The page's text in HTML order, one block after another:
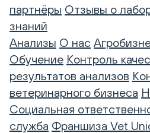
партнёры Отзывы о
знаний
Анализы О нас
Обучение Контроль
результатов анализов
ветеринарного бизнеса
Социальная
служба Франшиза Vet